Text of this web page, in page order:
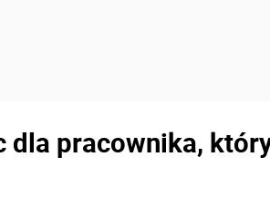
dla pracownika,